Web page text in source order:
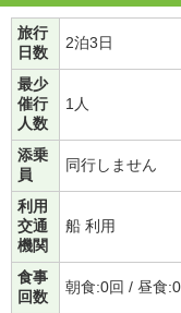
旅行
日数
2泊3日
最少
催行
人数
1人
添乗
員
同行しません
利用
交通
機関
船 利用
食事
回数
朝食:0回 / 昼食